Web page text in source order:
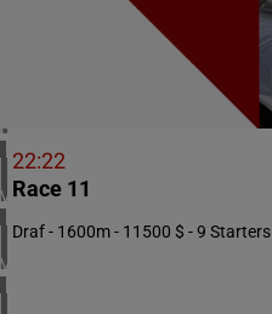
BAHREIN
1 meeting(s)
VERENIGDE ARABISCHE EMIRATEN
1 meeting(s)
VERENIGD KONINKRIJK
4 meeting(s)
22:22
Race 11
Draf - 1600m - 11500 $ - 9 Starters